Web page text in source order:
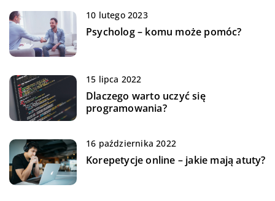
10 lutego 2023
Psycholog – komu może pomóc?
15 lipca 2022
Dlaczego warto uczyć się
programowania?
16 października 2022
Korepetycje online – jakie mają atuty?